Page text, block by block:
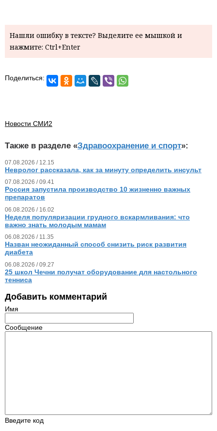
Нашли ошибку в тексте? Выделите ее мышкой и
нажмите: Ctrl+Enter
Поделиться:
Новости СМИ2
Также в разделе «Здравоохранение и спорт»:
07.08.2026 / 12.15
Невролог рассказала, как за минуту определить инсульт
07.08.2026 / 09.41
Россия запустила производство 10 жизненно важных
препаратов
06.08.2026 / 16.02
Неделя популяризации грудного вскармливания: что
важно знать молодым мамам
06.08.2026 / 11.35
Назван неожиданный способ снизить риск развития
диабета
06.08.2026 / 09.27
25 школ Чечни получат оборудование для настольного
тенниса
Добавить комментарий
Имя
Сообщение
Введите код